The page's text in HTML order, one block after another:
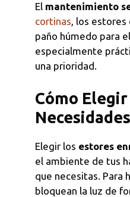
El mantenimiento
cortinas, los estores
paño húmedo para
especialmente
una prioridad.
Cómo
Necesidades
Elegir los estores
el ambiente de tus
que necesitas. Para
bloquean la luz de